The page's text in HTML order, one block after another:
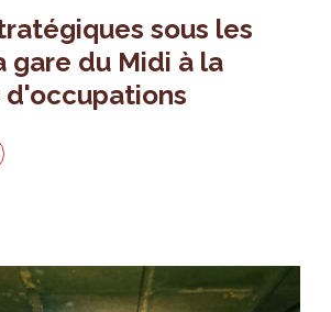
sous les
gare du Midi à la